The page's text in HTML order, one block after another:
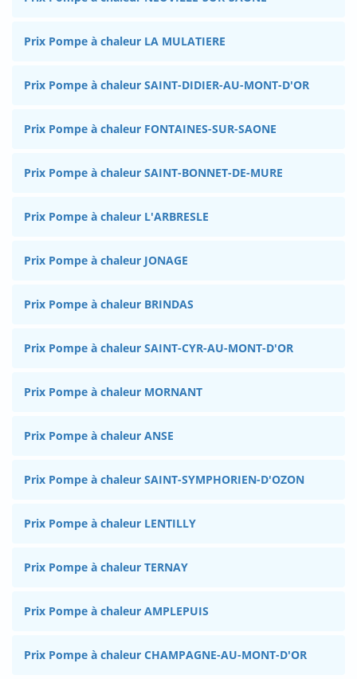
Prix Pompe à chaleur LA MULATIERE
Prix Pompe à chaleur SAINT-DIDIER-AU-MONT-D'OR
Prix Pompe à chaleur FONTAINES-SUR-SAONE
Prix Pompe à chaleur SAINT-BONNET-DE-MURE
Prix Pompe à chaleur L'ARBRESLE
Prix Pompe à chaleur JONAGE
Prix Pompe à chaleur BRINDAS
Prix Pompe à chaleur SAINT-CYR-AU-MONT-D'OR
Prix Pompe à chaleur MORNANT
Prix Pompe à chaleur ANSE
Prix Pompe à chaleur SAINT-SYMPHORIEN-D'OZON
Prix Pompe à chaleur LENTILLY
Prix Pompe à chaleur TERNAY
Prix Pompe à chaleur AMPLEPUIS
Prix Pompe à chaleur CHAMPAGNE-AU-MONT-D'OR